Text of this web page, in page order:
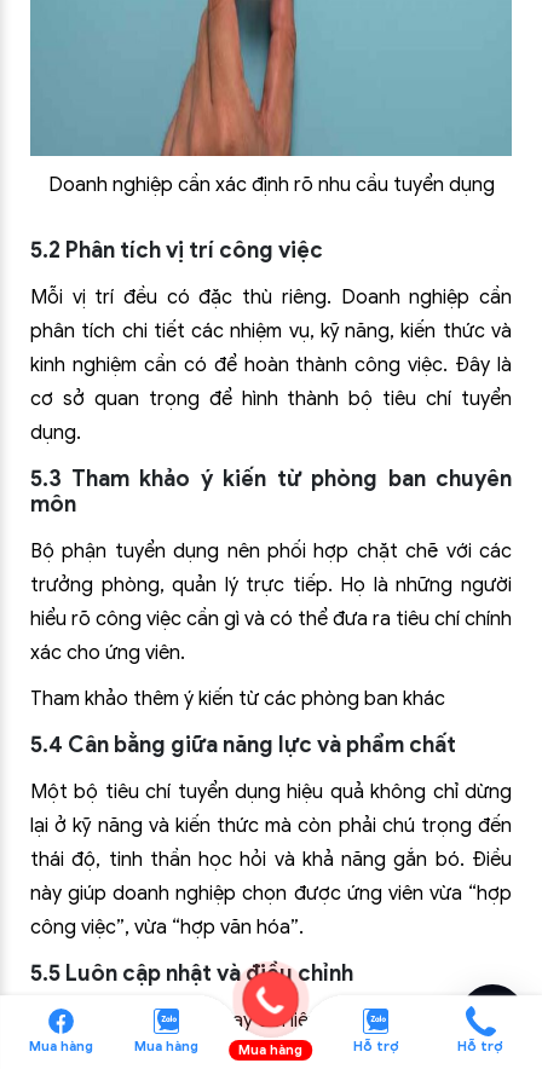
Doanh nghiệp cần xác định rõ nhu cầu tuyển dụng
5.2 Phân tích vị trí công việc
Mỗi vị trí đều có đặc thù riêng. Doanh nghiệp cần
phân tích chi tiết các nhiệm vụ, kỹ năng, kiến thức và
kinh nghiệm cần có để hoàn thành công việc. Đây là
cơ sở quan trọng để hình thành bộ tiêu chí tuyển
dụng.
5.3 Tham khảo ý kiến từ phòng ban chuyên
môn
Bộ phận tuyển dụng nên phối hợp chặt chẽ với các
trưởng phòng, quản lý trực tiếp. Họ là những người
hiểu rõ công việc cần gì và có thể đưa ra tiêu chí chính
xác cho ứng viên.
Tham khảo thêm ý kiến từ các phòng ban khác
5.4 Cân bằng giữa năng lực và phẩm chất
Một bộ tiêu chí tuyển dụng hiệu quả không chỉ dừng
lại ở kỹ năng và kiến thức mà còn phải chú trọng đến
thái độ, tinh thần học hỏi và khả năng gắn bó. Điều
này giúp doanh nghiệp chọn được ứng viên vừa “hợp
công việc”, vừa “hợp văn hóa”.
5.5 Luôn cập nhật và điều chỉnh
Thị trường lao động thay đổi liên tục, vì vậy bộ tiêu chí
tuyển dụng cũng cần được rà soát, điều chỉnh định kỳ
Mua hàng Mua hàng Mua hàng Hỗ trợ Hỗ trợ